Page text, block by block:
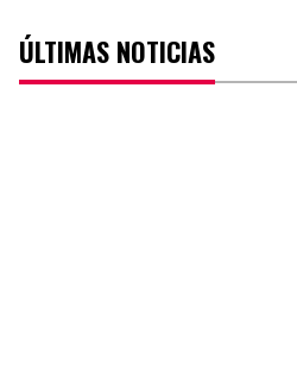
ÚLTIMAS NOTICIAS